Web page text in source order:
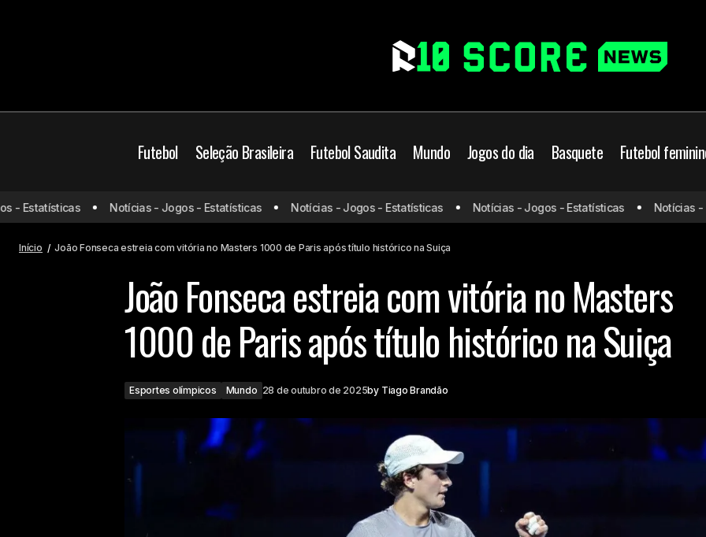
Futebol Seleção Brasileira Futebol Saudita Mundo Jogos do dia Basquete Futebol
Vinicius Jr. assume namoro com
Virginia nas redes sociais
Esportes olímpicos
Mundo
João Fonseca estreia com vitória no Masters 1000 de
histórico na Suiça
Estatísticas Notícias - Jogos - Estatísticas Notícias - Jogos - Estatísticas Notícias - Jogos - Estatísticas Notícias -
Início João Fonseca estreia com vitória no Masters 1000 de Paris após título histórico na Suiça
João Fonseca estreia com vitória no Masters
1000 de Paris após título histórico na Suiça
Esportes olímpicos Mundo 28 de outubro de 2025by Tiago Brandão